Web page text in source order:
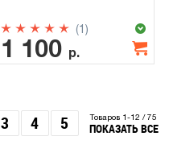
(1)
1 100 р.
3 4 5 Товаров 1-12 / 75
ПОКАЗАТЬ ВСЕ